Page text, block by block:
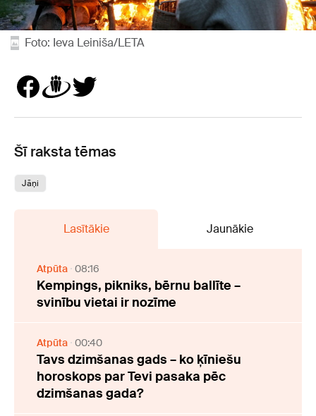
Foto: Ieva Leiniša/LETA
Šī raksta tēmas
Jāņi
Lasītākie Jaunākie
Atpūta 08:16
Kempings, pikniks, bērnu ballīte –
svinību vietai ir nozīme
Atpūta 00:40
Tavs dzimšanas gads – ko ķīniešu
horoskops par Tevi pasaka pēc
dzimšanas gada?